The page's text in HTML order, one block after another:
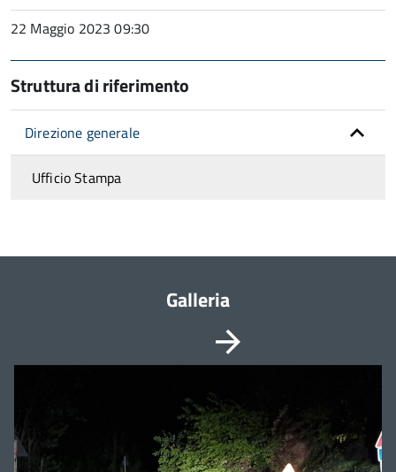
22 Maggio 2023 09:30
Struttura di riferimento
Direzione generale
Ufficio Stampa
Galleria
Vai
alla
slide
successiva
possibile
navigare
slide
utilizzando
i
tasti
freccia